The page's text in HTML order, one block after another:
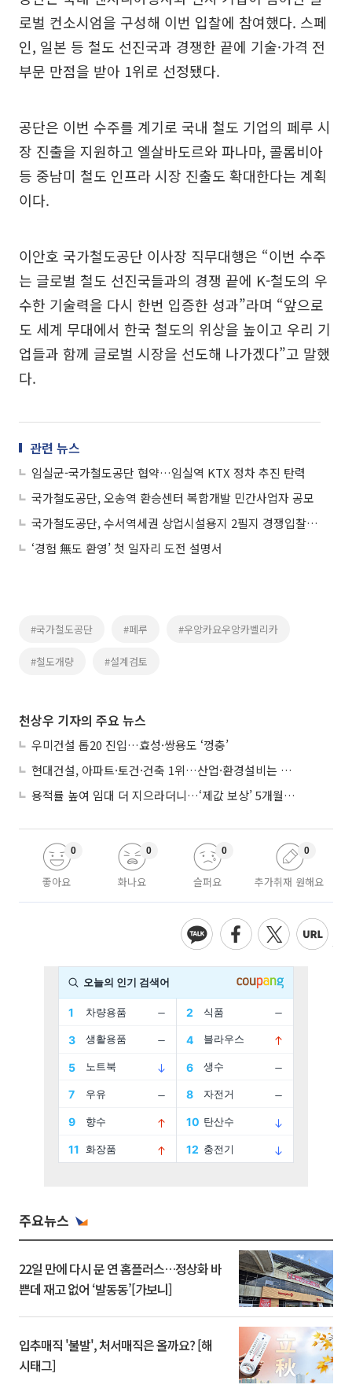
로벌 컨소시엄을 구성해 이번 입찰에 참여했다. 스페
인, 일본 등 철도 선진국과 경쟁한 끝에 기술·가격 전
부문 만점을 받아 1위로 선정됐다.
공단은 이번 수주를 계기로 국내 철도 기업의 페루 시
장 진출을 지원하고 엘살바도르와 파나마, 콜롬비아
등 중남미 철도 인프라 시장 진출도 확대한다는 계획
이다.
이안호 국가철도공단 이사장 직무대행은 “이번 수주
는 글로벌 철도 선진국들과의 경쟁 끝에 K-철도의 우
수한 기술력을 다시 한번 입증한 성과”라며 “앞으로
도 세계 무대에서 한국 철도의 위상을 높이고 우리 기
업들과 함께 글로벌 시장을 선도해 나가겠다”고 말했
다.
관련 뉴스
임실군-국가철도공단 협약…임실역 KTX 정차 추진 탄력
국가철도공단, 오송역 환승센터 복합개발 민간사업자 공모
국가철도공단, 수서역세권 상업시설용지 2필지 경쟁입찰로 공급
‘경험 無도 환영’ 첫 일자리 도전 설명서
#국가철도공단 #페루 #우앙카요우앙카벨리카
#철도개량 #설계검토
천상우 기자의 주요 뉴스
우미건설 톱20 진입…효성·쌍용도 ‘껑충’
현대건설, 아파트·토건·건축 1위…산업·환경설비는 삼성E&A
용적률 높여 임대 더 지으라더니…‘제값 보상’ 5개월째 국회에 발목
좋아요
0
화나요
0
슬퍼요
0
추가취재 원해요
0
주요뉴스
22일 만에 다시 문 연 홈플러스…정상화 바
쁜데 재고 없어 ‘발동동’[가보니]
입추매직 '불발', 처서매직은 올까요? [해
시태그]